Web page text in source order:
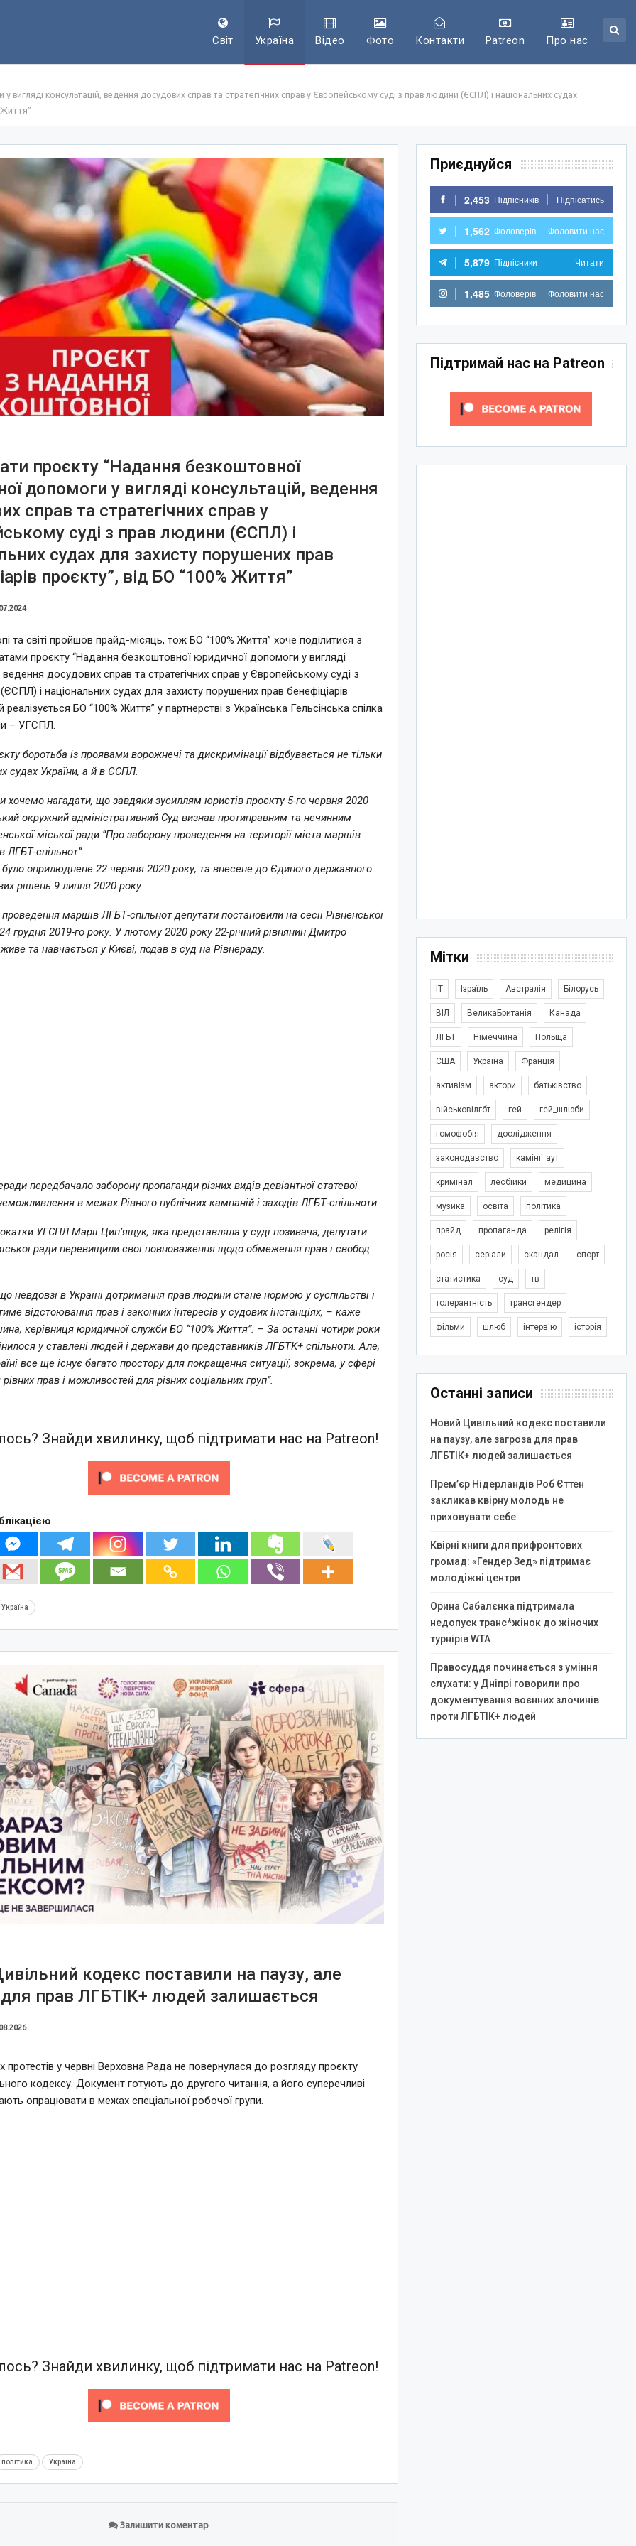
Світ Україна Відео Фото Контакти Patreon Про нас
консультацій, ведення досудових справ та стратегічних справ у Європейському суді з прав людини (ЄСПЛ) і національних судах
Життя”
проєкту “Надання безкоштовної
допомоги у вигляді консультацій, ведення
справ та стратегічних справ у
суді з прав людини (ЄСПЛ) і
судах для захисту порушених прав
проєкту”, від БО “100% Життя”
та світі пройшов прайд-місяць, тож БО “100% Життя” хоче поділитися з
проєкту “Надання безкоштовної юридичної допомоги у вигляді
ведення досудових справ та стратегічних справ у Європейському суді з
і національних судах для захисту порушених прав бенефіціарів
реалізується БО “100% Життя” у партнерстві з Українська Гельсінська спілка
– УГСПЛ.
боротьба із проявами ворожнечі та дискримінації відбувається не тільки
судах України, а й в ЄСПЛ.
хочемо нагадати, що завдяки зусиллям юристів проєкту 5-го червня 2020
окружний адміністративний Суд визнав протиправним та нечинним
міської ради “Про заборону проведення на території міста маршів
ЛГБТ-спільнот”.
оприлюднене 22 червня 2020 року, та внесене до Єдиного державного
рішень 9 липня 2020 року.
маршів ЛГБТ-спільнот депутати постановили на сесії Рівненської
грудня 2019-го року. У лютому 2020 року 22-річний рівнянин Дмитро
та навчається у Києві, подав в суд на Рівнераду.
передбачало заборону пропаганди різних видів девіантної статевої
в межах Рівного публічних кампаній і заходів ЛГБТ-спільноти.
УГСПЛ Марії Цип’ящук, яка представляла у суді позивача, депутати
ради перевищили свої повноваження щодо обмеження прав і свобод
невдовзі в Україні дотримання прав людини стане нормою у суспільстві і
відстоювання прав і законних інтересів у судових інстанціях, – каже
керівниця юридичної служби БО “100% Життя”. – За останні чотири роки
у ставлені людей і держави до представників ЛГБТK+ спільноти. Але,
все ще існує багато простору для покращення ситуації, зокрема, у сфері
прав і можливостей для різних соціальних груп”.
Знайди хвилинку, щоб підтримати нас на Patreon!
Україна
кодекс поставили на паузу, але
для прав ЛГБТІК+ людей залишається
протестів у червні Верховна Рада не повернулася до розгляду проєкту
кодексу. Документ готують до другого читання, а його суперечливі
опрацювати в межах спеціальної робочої групи.
Знайди хвилинку, щоб підтримати нас на Patreon!
політика Україна
Залишити коментар
Приєднуйся
2,453 Підпісників Підпісатись
1,562 Фоловерів Фоловити нас
5,879 Підпісники Читати
1,485 Фоловерів Фоловити нас
Підтримай нас на Patreon
Мітки
IT Ізраїль Австралія Білорусь
ВІЛ ВеликаБританія Канада
ЛГБТ Німеччина Польща
США Україна Франція
активізм актори батьківство
військовілгбт гей гей_шлюби
гомофобія дослідження
законодавство камінґ_аут
кримінал лесбійки медицина
музика освіта політика
прайд пропаганда релігія
росія серіали скандал спорт
статистика суд тв
толерантність трансгендер
фільми шлюб інтерв'ю історія
Останні записи
Новий Цивільний кодекс поставили
на паузу, але загроза для прав
ЛГБТІК+ людей залишається
Прем’єр Нідерландів Роб Єттен
закликав квірну молодь не
приховувати себе
Квірні книги для прифронтових
громад: «Гендер Зед» підтримає
молодіжні центри
Орина Сабалєнка підтримала
недопуск транс*жінок до жіночих
турнірів WTA
Правосуддя починається з уміння
слухати: у Дніпрі говорили про
документування воєнних злочинів
проти ЛГБТІК+ людей